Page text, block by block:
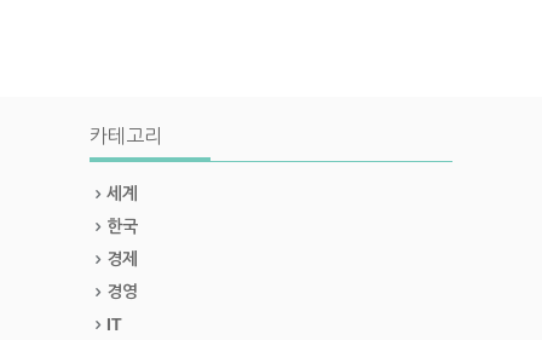
카테고리
세계
한국
경제
경영
IT